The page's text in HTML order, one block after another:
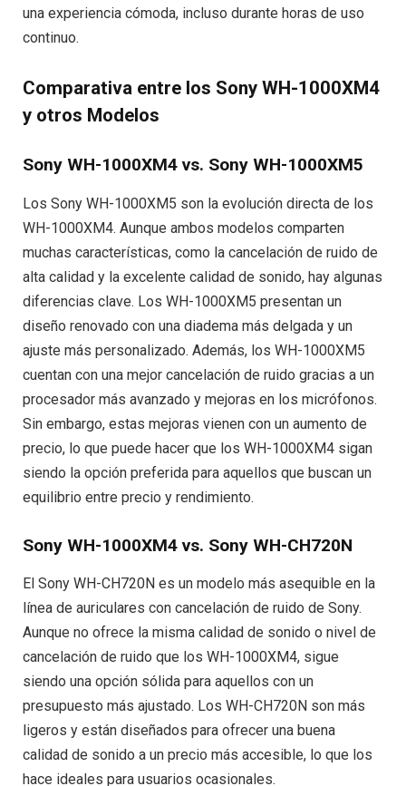
una experiencia cómoda, incluso durante horas de uso
continuo.
Comparativa entre los Sony WH-1000XM4
y otros Modelos
Sony WH-1000XM4 vs. Sony WH-1000XM5
Los Sony WH-1000XM5 son la evolución directa de los
WH-1000XM4. Aunque ambos modelos comparten
muchas características, como la cancelación de ruido de
alta calidad y la excelente calidad de sonido, hay algunas
diferencias clave. Los WH-1000XM5 presentan un
diseño renovado con una diadema más delgada y un
ajuste más personalizado. Además, los WH-1000XM5
cuentan con una mejor cancelación de ruido gracias a un
procesador más avanzado y mejoras en los micrófonos.
Sin embargo, estas mejoras vienen con un aumento de
precio, lo que puede hacer que los WH-1000XM4 sigan
siendo la opción preferida para aquellos que buscan un
equilibrio entre precio y rendimiento.
Sony WH-1000XM4 vs. Sony WH-CH720N
El Sony WH-CH720N es un modelo más asequible en la
línea de auriculares con cancelación de ruido de Sony.
Aunque no ofrece la misma calidad de sonido o nivel de
cancelación de ruido que los WH-1000XM4, sigue
siendo una opción sólida para aquellos con un
presupuesto más ajustado. Los WH-CH720N son más
ligeros y están diseñados para ofrecer una buena
calidad de sonido a un precio más accesible, lo que los
hace ideales para usuarios ocasionales.